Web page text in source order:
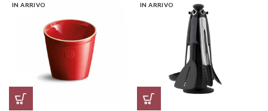
IN ARRIVO IN ARRIVO